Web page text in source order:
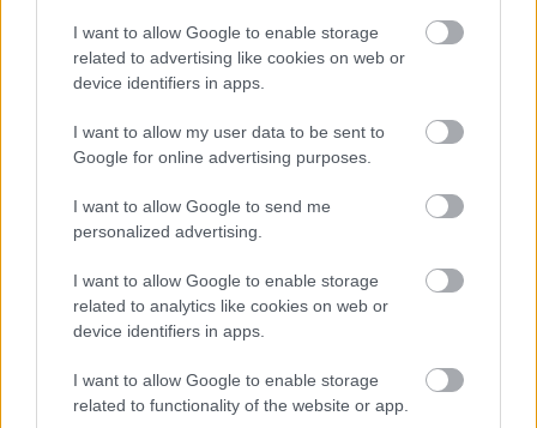
I want to allow Google to enable storage
related to advertising like cookies on web or
device identifiers in apps.
I want to allow my user data to be sent to
Google for online advertising purposes.
I want to allow Google to send me
personalized advertising.
I want to allow Google to enable storage
related to analytics like cookies on web or
device identifiers in apps.
I want to allow Google to enable storage
related to functionality of the website or app.
Megosztás
Küldés